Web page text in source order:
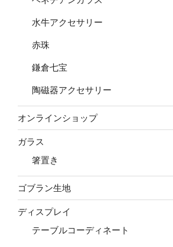
水牛アクセサリー
赤珠
鎌倉七宝
陶磁器アクセサリー
オンラインショップ
ガラス
箸置き
ゴブラン生地
ディスプレイ
テーブルコーディネート